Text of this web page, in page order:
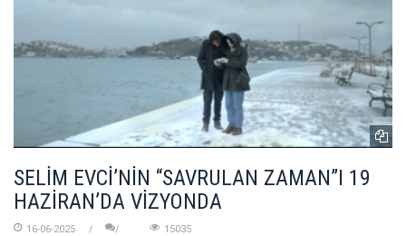
SELİM EVCİ’NİN “SAVRULAN ZAMAN”I 19
HAZİRAN’DA VİZYONDA
16-06-2025 15035